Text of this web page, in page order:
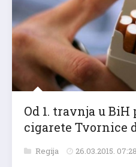
Od 1. travnja u
cigarete Tvornice
Regija 26.03.2015.